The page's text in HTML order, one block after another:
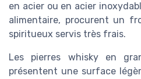
en acier ou en acier
alimentaire, procurent un
spiritueux servis très frais.
Les pierres whisky en
présentent une surface